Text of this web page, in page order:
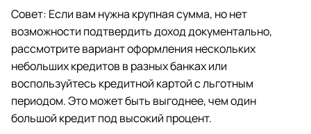
Совет: Если вам нужна крупная сумма, но нет
возможности подтвердить доход документально,
рассмотрите вариант оформления нескольких
небольших кредитов в разных банках или
воспользуйтесь кредитной картой с льготным
периодом. Это может быть выгоднее, чем один
большой кредит под высокий процент.